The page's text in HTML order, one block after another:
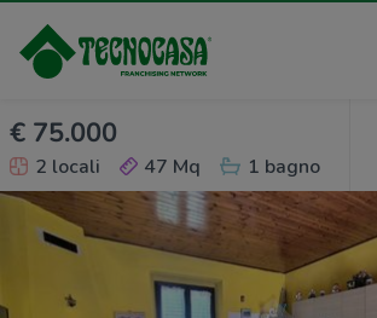
€ 75.000
2 locali 47 Mq 1 bagno